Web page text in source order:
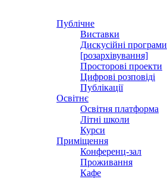
Публічне
Виставки
Дискусійні програми
[розархівування]
Просторові проекти
Цифрові розповіді
Публікації
Освітнє
Освітня платформа
Літні школи
Курси
Приміщення
Конференц-зал
Проживання
Кафе